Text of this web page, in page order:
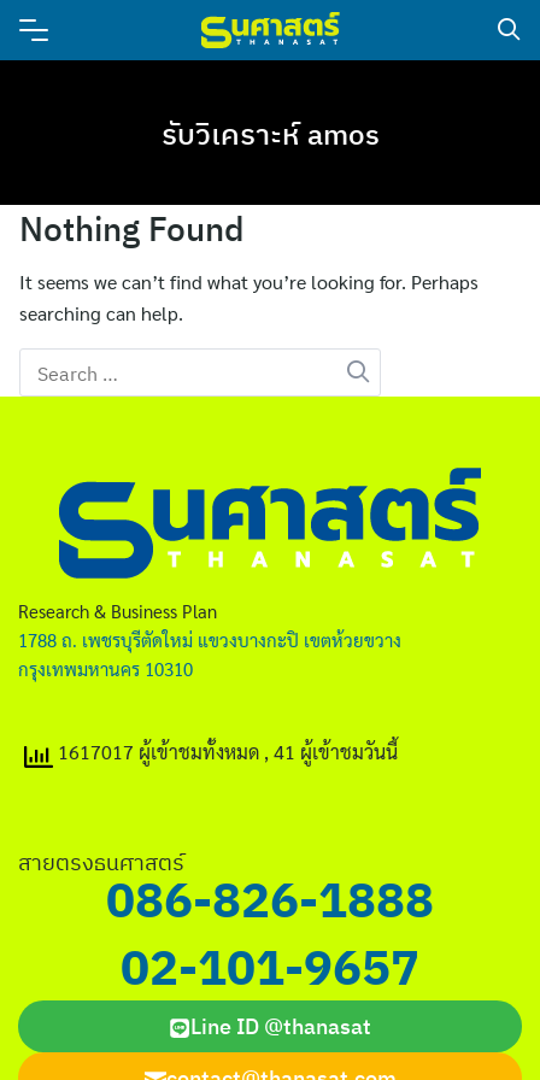
ไทย
English
รับวิเคราะห์ amos
Nothing Found
It seems we can’t find what you’re looking for. Perhaps
searching can help.
Search
for:
Research & Business Plan
1788 ถ. เพชรบุรีตัดใหม่ แขวงบางกะปิ เขตห้วยขวาง
กรุงเทพมหานคร 10310
1617017 ผู้เข้าชมทั้งหมด , 41 ผู้เข้าชมวันนี้
สายตรงธนศาสตร์
086-826-1888
02-101-9657
Line ID @thanasat